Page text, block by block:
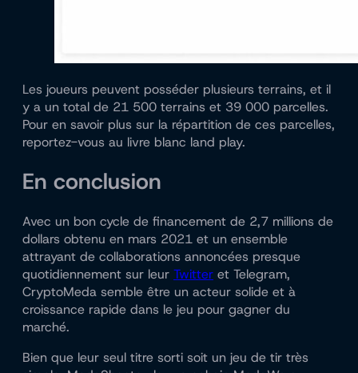
Les joueurs peuvent posséder plusieurs terrains, et il
y a un total de 21 500 terrains et 39 000 parcelles.
Pour en savoir plus sur la répartition de ces parcelles,
reportez-vous au livre blanc land play.
En conclusion
Avec un bon cycle de financement de 2,7 millions de
dollars obtenu en mars 2021 et un ensemble
attrayant de collaborations annoncées presque
quotidiennement sur leur Twitter et Telegram,
CryptoMeda semble être un acteur solide et à
croissance rapide dans le jeu pour gagner du
marché.
Bien que leur seul titre sorti soit un jeu de tir très